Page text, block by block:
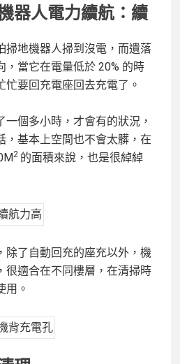
器人電力續航：續
掃地機器人掃到沒電，而遺落
，當它在電量低於 20% 的時
要回充電座回去充電了。
一個多小時，才會有的狀況，
，基本上空間也不會太髒，在
2 的面積來說，也是很綽綽
除了自動回充的座充以外，機
很適合在不同樓層，在清掃時
用。